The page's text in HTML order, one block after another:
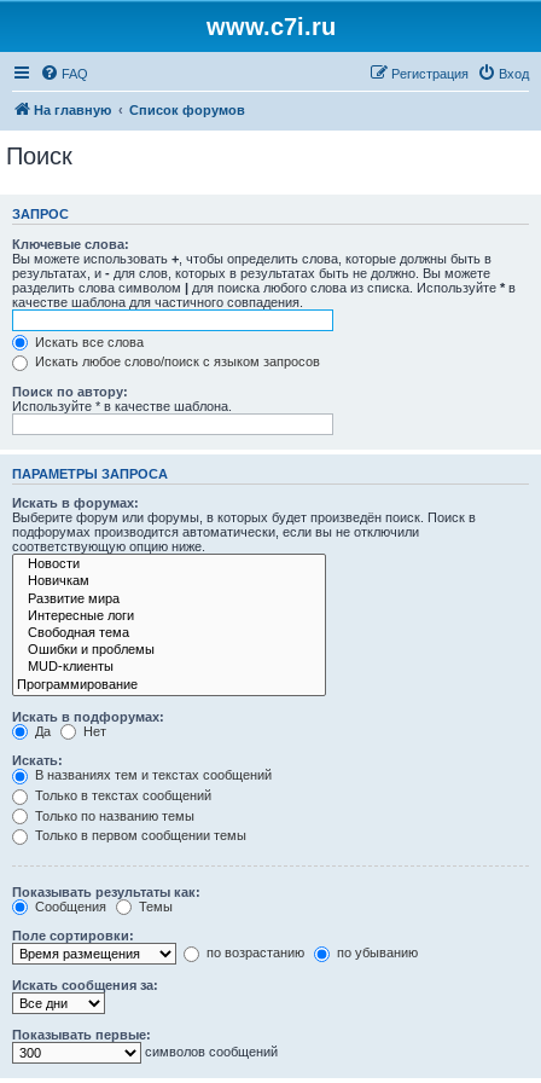
www.c7i.ru
FAQ Вход
Регистрация
На главную Список форумов
Поиск
ЗАПРОС
Ключевые слова:
Вы можете использовать + , чтобы определить слова, которые должны быть в
результатах, и - для слов, которых в результатах быть не должно. Вы можете
разделить слова символом | для поиска любого слова из списка. Используйте * в
качестве шаблона для частичного совпадения.
Искать все слова
Искать любое слово/поиск с языком запросов
Поиск по автору:
Используйте * в качестве шаблона.
ПАРАМЕТРЫ ЗАПРОСА
Искать в форумах:
Выберите форум или форумы, в которых будет произведён поиск. Поиск в
подфорумах производится автоматически, если вы не отключили
соответствующую опцию ниже.
Искать в подфорумах:
Да
Нет
Искать:
В названиях тем и текстах сообщений
Только в текстах сообщений
Только по названию темы
Только в первом сообщении темы
Показывать результаты как:
Сообщения
Темы
Поле сортировки:
по возрастанию
по убыванию
Искать сообщения за:
Показывать первые:
символов сообщений